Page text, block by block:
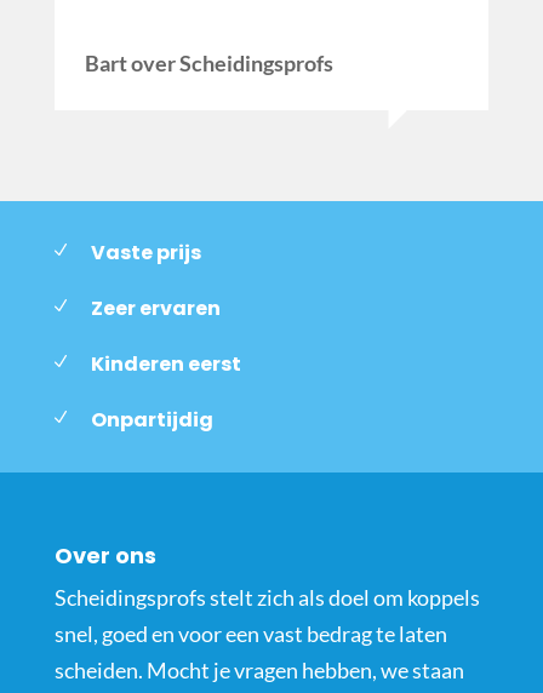
Bart over Scheidingsprofs
Vaste prijs
Zeer ervaren
Kinderen eerst
Onpartijdig
Over ons
Scheidingsprofs stelt zich als doel om koppels
snel, goed en voor een vast bedrag te laten
scheiden. Mocht je vragen hebben, we staan